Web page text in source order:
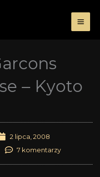
– Kyoto
2 lipca, 2008
7 komentarzy